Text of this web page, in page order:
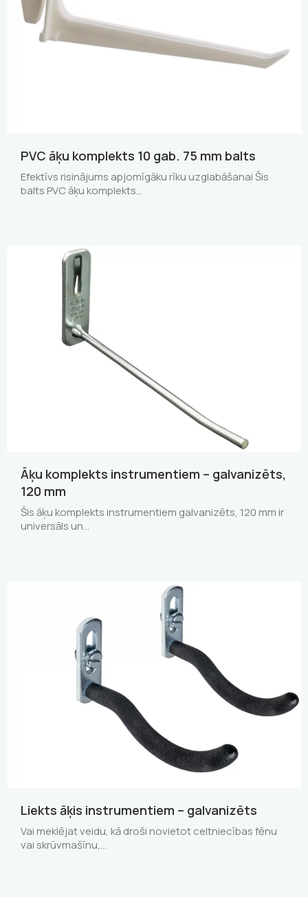
PVC āķu komplekts 10 gab. 75 mm balts
Efektīvs risinājums apjomīgāku rīku uzglabāšanai Šis
balts PVC āķu komplekts…
Āķu komplekts instrumentiem – galvanizēts,
120 mm
Šis āķu komplekts instrumentiem galvanizēts, 120 mm ir
universāls un…
Liekts āķis instrumentiem – galvanizēts
Vai meklējat veidu, kā droši novietot celtniecības fēnu
vai skrūvmašīnu,…